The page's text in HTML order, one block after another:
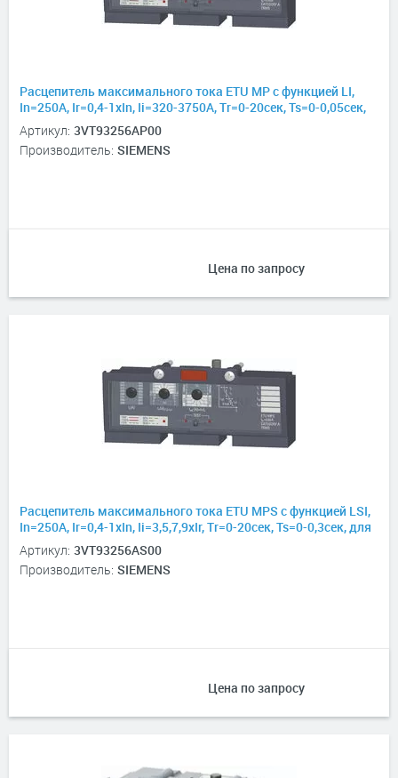
Расцепитель максимального тока ETU MP с функцией LI,
In=250А, Ir=0,4-1хIn, Ii=320-3750А, Tr=0-20сек, Ts=0-0,05сек,
для 3VT3
Артикул: 3VT93256AP00
Производитель: SIEMENS
Цена по запросу
Расцепитель максимального тока ETU MPS с функцией LSI,
In=250А, Ir=0,4-1хIn, Ii=3,5,7,9хIr, Tr=0-20сек, Ts=0-0,3сек, для
3VT3
Артикул: 3VT93256AS00
Производитель: SIEMENS
Цена по запросу